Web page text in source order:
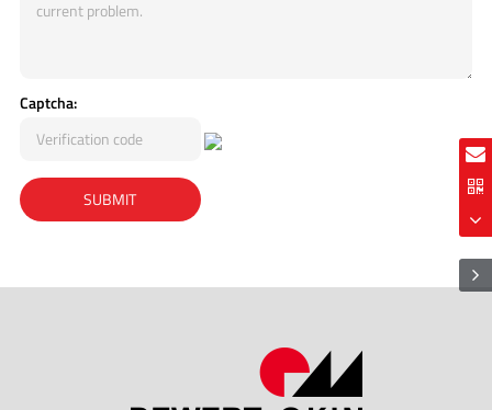
Captcha: